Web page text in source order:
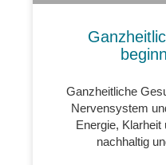
Ganzheitliche
Nervensystem
Energie,
nachhaltig